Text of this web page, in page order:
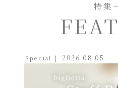
特集
Special 2026.08.05